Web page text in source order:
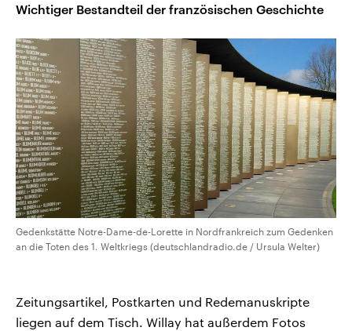
Wichtiger Bestandteil der französischen Geschichte
Gedenkstätte Notre-Dame-de-Lorette in Nordfrankreich zum Gedenken
an die Toten des 1. Weltkriegs (deutschlandradio.de / Ursula Welter)
Zeitungsartikel, Postkarten und Redemanuskripte
liegen auf dem Tisch. Willay hat außerdem Fotos